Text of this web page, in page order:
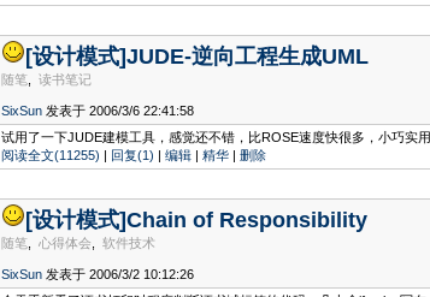
[设计模式]JUDE-逆向工程生成UML
随笔, 读书笔记
SixSun发表于 2006/3/6 22:41:58
试用了一下JUDE建模工具，感觉还不错，比ROSE速度快很多，小巧实
阅读全文(11255) | 回复(1) | 编辑| 精华| 删除
[设计模式]Chain of Responsibility
随笔, 心得体会 软件技术
SixSun发表于 2006/3/2 10:12:26